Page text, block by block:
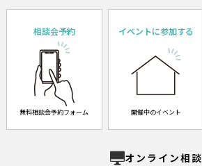
相談会予約
無料相談会予約フォーム
イベントに参加する
開催中のイベント
オンライン相談